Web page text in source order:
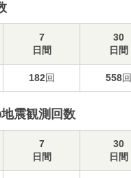
7
日間
30
日間
182回 558回
震観測回数
7
日間
30
日間